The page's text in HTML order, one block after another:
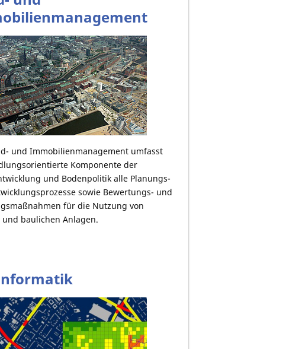
und Immobilienmanagement umfasst
Komponente der
und Bodenpolitik alle Planungs-
sowie Bewertungs- und
für die Nutzung von
und baulichen Anlagen.